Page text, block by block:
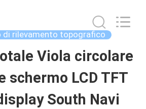
di rilevamento topografico
Viola circolare
schermo LCD TFT
South Navi